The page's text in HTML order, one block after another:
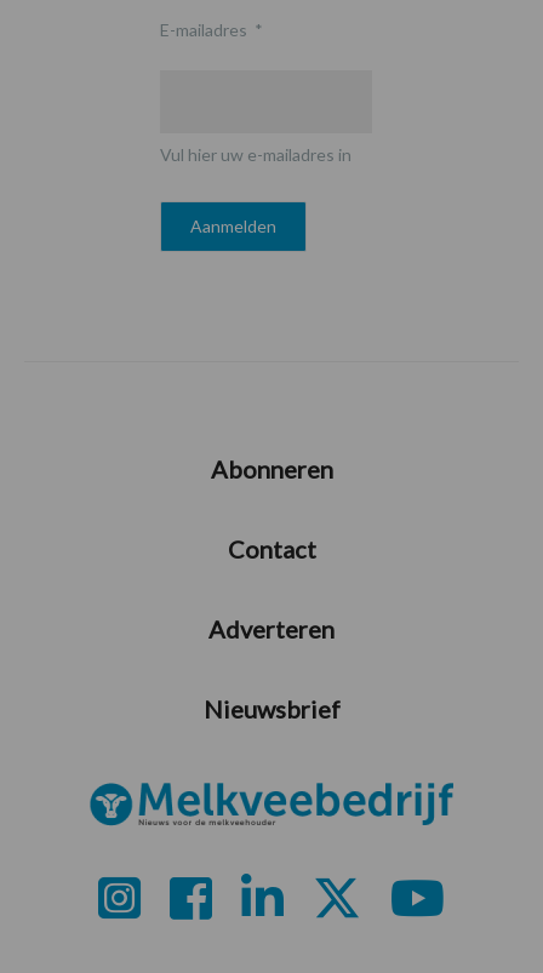
E-mailadres *
Vul hier uw e-mailadres in
Abonneren
Contact
Adverteren
Nieuwsbrief